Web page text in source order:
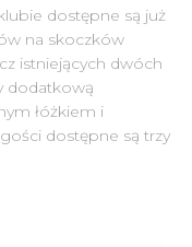
dostępne są już
na skoczków
istniejących dwóch
dodatkową
łóżkiem i
dostępne są trzy